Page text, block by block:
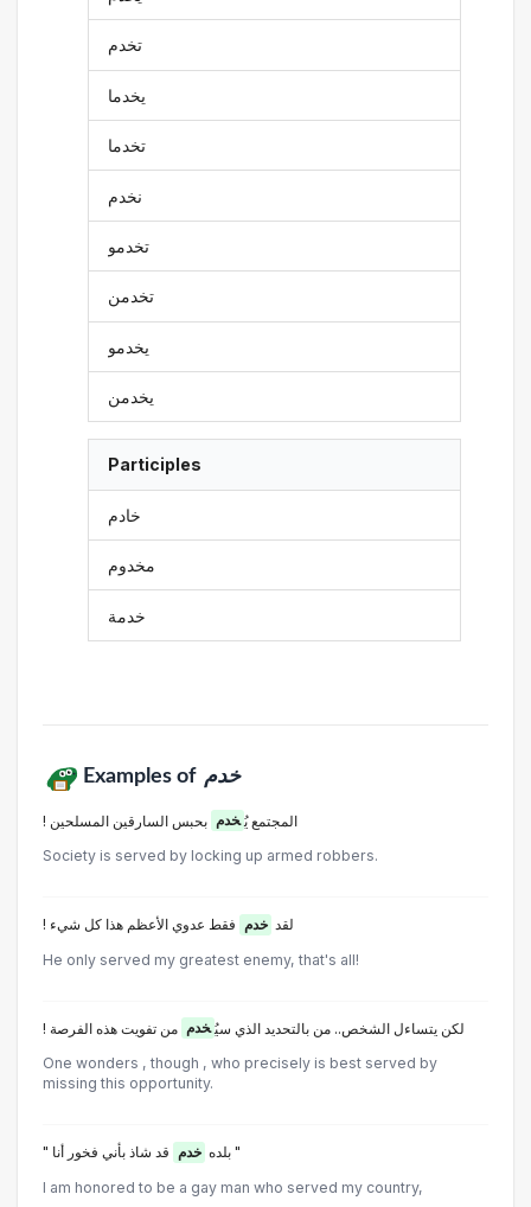
تخدم
يخدما
تخدما
نخدم
تخدمو
تخدمن
يخدمو
يخدمن
Participles
خادم
مخدوم
خدمة
Examples of خدم
! المجتمع يُ خدم بحبس السارقين المسلحين
Society is served by locking up armed robbers.
! لقد خدم فقط عدوي الأعظم هذا كل شيء
He only served my greatest enemy, that's all!
! لكن يتساءل الشخص.. من بالتحديد الذي سيُ خدم من تفويت هذه الفرصة
One wonders , though , who precisely is best served by
missing this opportunity.
" بلده خدم
قد شاذ بأني فخور أنا "
I am honored to be a gay man who served my country,